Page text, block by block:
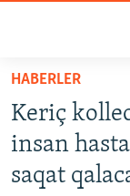
Esas
qaytmaq
Baş
navigatsiyağa
qaytmaq
HABERLER
SİYASET
İQTİSADİYAT
HABERLER
Keriç
insan
saqat